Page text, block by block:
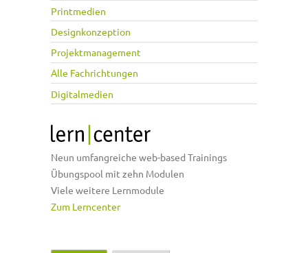
Printmedien
Designkonzeption
Projektmanagement
Alle Fachrichtungen
Digitalmedien
Neun umfangreiche web-based Trainings
Übungspool mit zehn Modulen
Viele weitere Lernmodule
Zum Lerncenter